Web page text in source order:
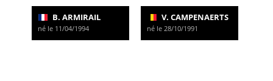
B. ARMIRAIL
né le 11/04/1994
V. CAMPENAERTS
né le 28/10/1991